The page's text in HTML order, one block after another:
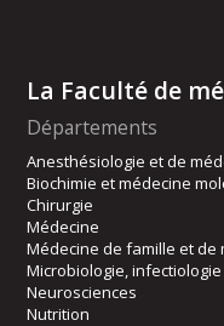
La Faculté de
Départements
Anesthésiologie et de
Biochimie et médecine
Chirurgie
Médecine
Médecine de famille et de
Microbiologie,
Neurosciences
Nutrition